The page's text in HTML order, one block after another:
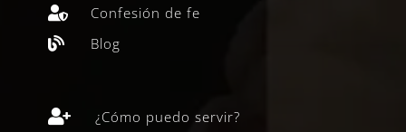
 Confesión de fe
 Blog
 ¿Cómo puedo servir?